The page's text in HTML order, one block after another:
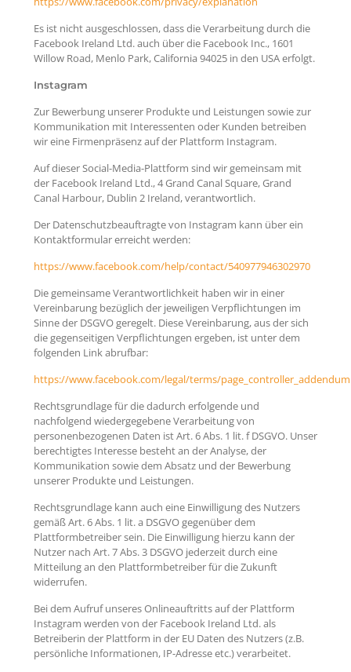
Es ist nicht ausgeschlossen, dass die Verarbeitung durch die
Facebook Ireland Ltd. auch über die Facebook Inc., 1601
Willow Road, Menlo Park, California 94025 in den USA erfolgt.
Instagram
Zur Bewerbung unserer Produkte und Leistungen sowie zur
Kommunikation mit Interessenten oder Kunden betreiben
wir eine Firmenpräsenz auf der Plattform Instagram.
Auf dieser Social-Media-Plattform sind wir gemeinsam mit
der Facebook Ireland Ltd., 4 Grand Canal Square, Grand
Canal Harbour, Dublin 2 Ireland, verantwortlich.
Der Datenschutzbeauftragte von Instagram kann über ein
Kontaktformular erreicht werden:
https://www.facebook.com/help/contact/540977946302970
Die gemeinsame Verantwortlichkeit haben wir in einer
Vereinbarung bezüglich der jeweiligen Verpflichtungen im
Sinne der DSGVO geregelt. Diese Vereinbarung, aus der sich
die gegenseitigen Verpflichtungen ergeben, ist unter dem
folgenden Link abrufbar:
https://www.facebook.com/legal/terms/page_controller_addendum
Rechtsgrundlage für die dadurch erfolgende und
nachfolgend wiedergegebene Verarbeitung von
personenbezogenen Daten ist Art. 6 Abs. 1 lit. f DSGVO. Unser
berechtigtes Interesse besteht an der Analyse, der
Kommunikation sowie dem Absatz und der Bewerbung
unserer Produkte und Leistungen.
Rechtsgrundlage kann auch eine Einwilligung des Nutzers
gemäß Art. 6 Abs. 1 lit. a DSGVO gegenüber dem
Plattformbetreiber sein. Die Einwilligung hierzu kann der
Nutzer nach Art. 7 Abs. 3 DSGVO jederzeit durch eine
Mitteilung an den Plattformbetreiber für die Zukunft
widerrufen.
Bei dem Aufruf unseres Onlineauftritts auf der Plattform
Instagram werden von der Facebook Ireland Ltd. als
Betreiberin der Plattform in der EU Daten des Nutzers (z.B.
persönliche Informationen, IP-Adresse etc.) verarbeitet.